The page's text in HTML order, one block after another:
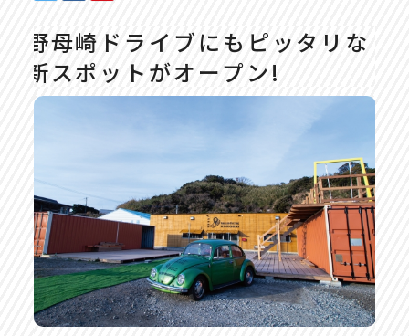
野母崎ドライブにもピッタリな
新スポットがオープン!